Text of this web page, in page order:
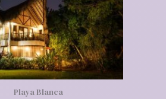
Playa Blanca